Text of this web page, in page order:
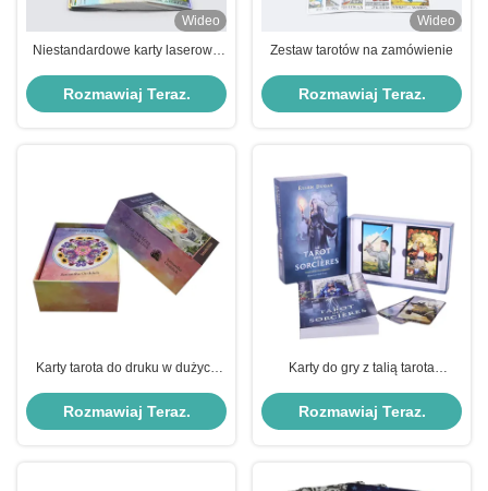
Wideo
Niestandardowe karty laserowe
Rozmawiaj Teraz.
Wideo
Zestaw tarotów na zamówienie
Rozmawiaj Teraz.
Karty tarota do druku w dużych
stronach w pełnych kolorach
Rozmawiaj Teraz.
Karty do gry z talią tarota
Rozmawiaj Teraz.